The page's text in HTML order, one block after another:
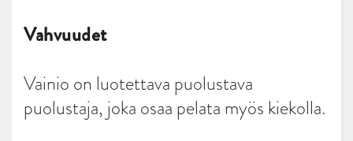
Vahvuudet
Vainio on luotettava puolustava
puolustaja, joka osaa pelata myös kiekolla.